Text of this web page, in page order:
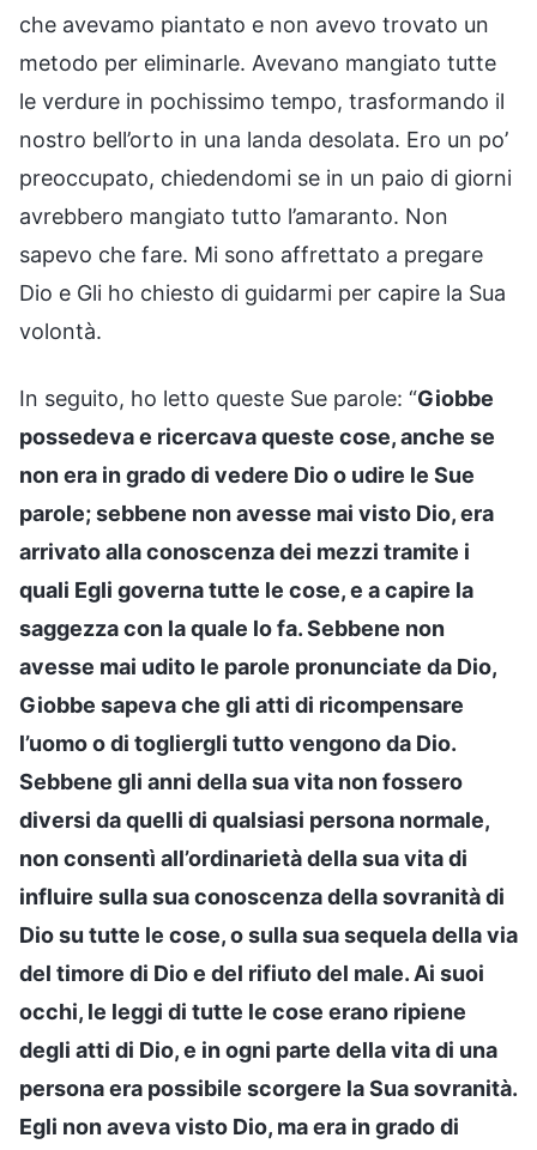
che avevamo piantato e non avevo trovato un
metodo per eliminarle. Avevano mangiato tutte
le verdure in pochissimo tempo, trasformando il
nostro bell’orto in una landa desolata. Ero un po’
preoccupato, chiedendomi se in un paio di giorni
avrebbero mangiato tutto l’amaranto. Non
sapevo che fare. Mi sono affrettato a pregare
Dio e Gli ho chiesto di guidarmi per capire la Sua
volontà.
In seguito, ho letto queste Sue parole: “Giobbe
possedeva e ricercava queste cose, anche se
non era in grado di vedere Dio o udire le Sue
parole; sebbene non avesse mai visto Dio, era
arrivato alla conoscenza dei mezzi tramite i
quali Egli governa tutte le cose, e a capire la
saggezza con la quale lo fa. Sebbene non
avesse mai udito le parole pronunciate da Dio,
Giobbe sapeva che gli atti di ricompensare
l’uomo o di togliergli tutto vengono da Dio.
Sebbene gli anni della sua vita non fossero
diversi da quelli di qualsiasi persona normale,
non consentì all’ordinarietà della sua vita di
influire sulla sua conoscenza della sovranità di
Dio su tutte le cose, o sulla sua sequela della via
del timore di Dio e del rifiuto del male. Ai suoi
occhi, le leggi di tutte le cose erano ripiene
degli atti di Dio, e in ogni parte della vita di una
persona era possibile scorgere la Sua sovranità.
Egli non aveva visto Dio, ma era in grado di